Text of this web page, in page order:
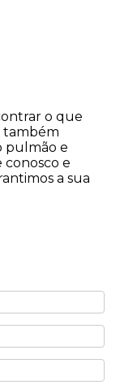
o que
também
pulmão e
conosco e
a sua